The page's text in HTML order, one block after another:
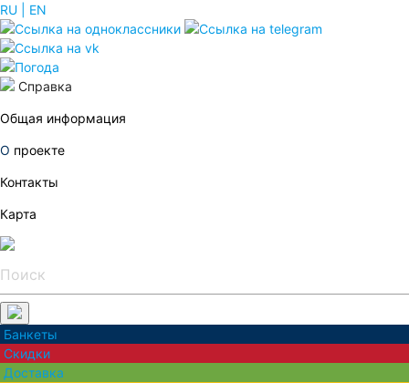
RU | EN
Погода
Справка
Общая информация
О проекте
Контакты
Карта
Банкеты
Скидки
Доставка